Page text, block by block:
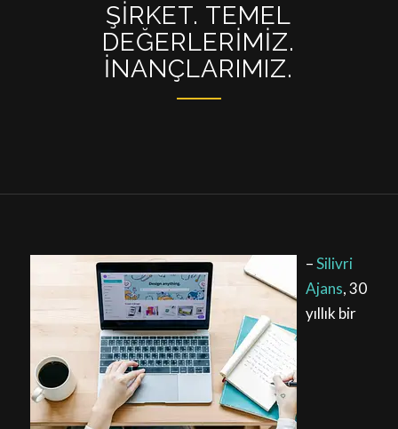
ŞIRKET. TEMEL
DEĞERLERIMIZ.
İNANÇLARIMIZ.
–Silivri
Ajans, 30
yıllık bir